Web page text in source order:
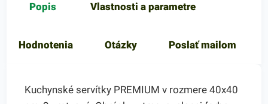
Popis Vlastnosti a parametre
Hodnotenia Otázky Poslať mailom
Kuchynské servítky PREMIUM v rozmere 40x40